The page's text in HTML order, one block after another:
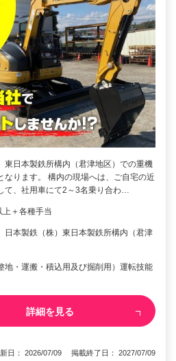
日本製鉄所構内（君津地区）での重機
なります。 構内の現場へは、ご自宅の近
て、社用車にて2～3名乗り合わ…
＋各種手当
本製鉄（株）東日本製鉄所構内（君津
地・運搬・積込用及び掘削用）運転技能
詳細を見る
日： 2026/07/09 掲載終了日： 2027/07/09